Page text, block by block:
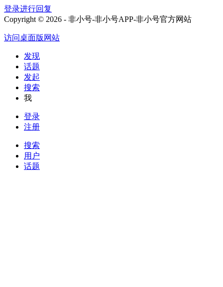
登录进行回复
Copyright © 2026 - 非小号-非小号APP-非小号官方网站
访问桌面版网站
发现
话题
发起
搜索
我
登录
注册
搜索
用户
话题